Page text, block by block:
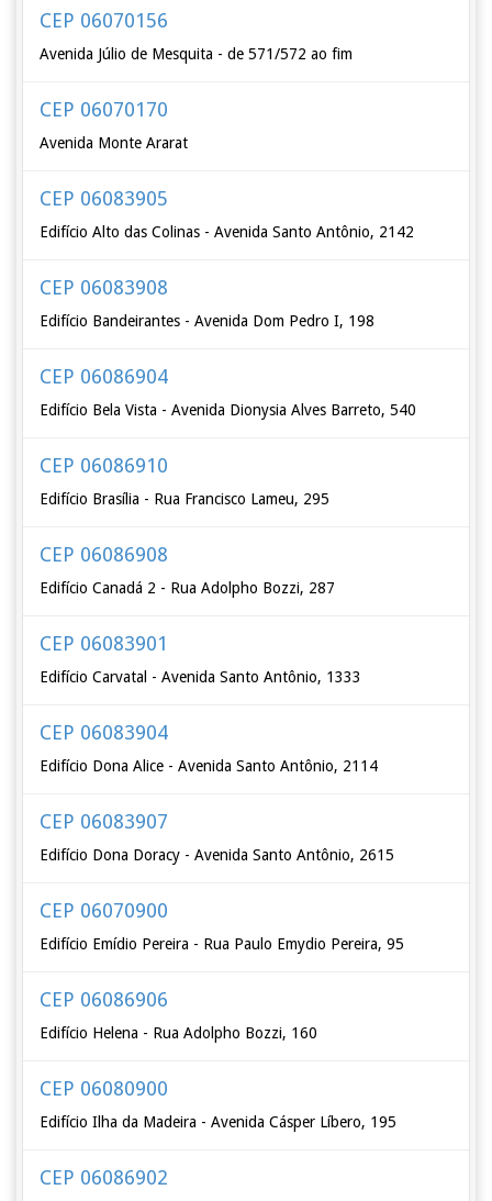
CEP 06070156
Avenida Júlio de Mesquita - de 571/572 ao fim
CEP 06070170
Avenida Monte Ararat
CEP 06083905
Edifício Alto das Colinas - Avenida Santo Antônio, 2142
CEP 06083908
Edifício Bandeirantes - Avenida Dom Pedro I, 198
CEP 06086904
Edifício Bela Vista - Avenida Dionysia Alves Barreto, 540
CEP 06086910
Edifício Brasília - Rua Francisco Lameu, 295
CEP 06086908
Edifício Canadá 2 - Rua Adolpho Bozzi, 287
CEP 06083901
Edifício Carvatal - Avenida Santo Antônio, 1333
CEP 06083904
Edifício Dona Alice - Avenida Santo Antônio, 2114
CEP 06083907
Edifício Dona Doracy - Avenida Santo Antônio, 2615
CEP 06070900
Edifício Emídio Pereira - Rua Paulo Emydio Pereira, 95
CEP 06086906
Edifício Helena - Rua Adolpho Bozzi, 160
CEP 06080900
Edifício Ilha da Madeira - Avenida Cásper Líbero, 195
CEP 06086902